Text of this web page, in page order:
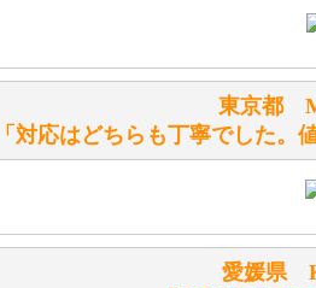
テディベアを横にすると音が鳴りま
シュタイフのテディベアには、鳴く
お腹の中にグロウラーという部品を
体をねかせたりおこしたりすると「
テディベアのお腹を押すと「キュッ
東京都
「対応はどちらも丁寧でした。
愛媛県